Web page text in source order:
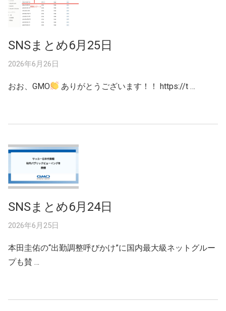
SNSまとめ6月25日
2026年6月26日
おお、GMO ありがとうございます！！ https://t …
SNSまとめ6月24日
2026年6月25日
本田圭佑の“出勤調整呼びかけ”に国内最大級ネットグルー
プも賛 …